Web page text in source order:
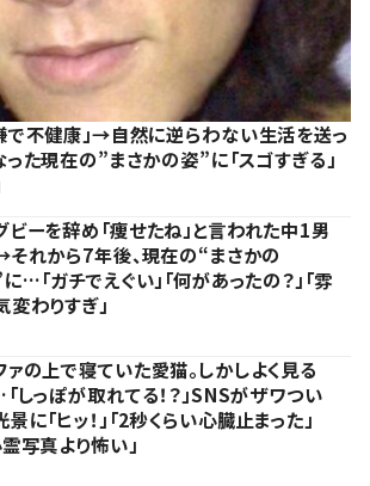
で不健康」→自然に逆らわない生活を送っ
た現在の”まさかの姿”に「スゴすぎる」
ビーを辞め「痩せたね」と言われた中1男
れから7年後、現在の“まさかの
…「ガチでえぐい」「何があったの？」「雰
変わりすぎ」
ァの上で寝ていた愛猫。しかしよく見る
しっぽが取れてる！？」SNSがザワつい
景に「ヒッ！」「2秒くらい心臓止まった」
霊写真より怖い」